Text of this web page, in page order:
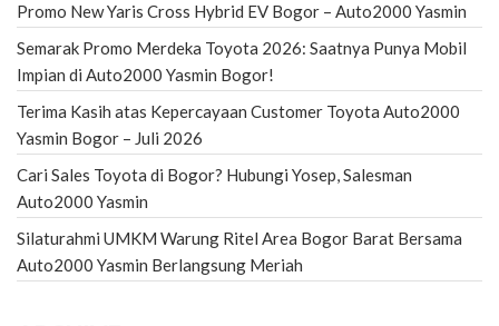
Promo New Yaris Cross Hybrid EV Bogor – Auto2000 Yasmin
Semarak Promo Merdeka Toyota 2026: Saatnya Punya Mobil
Impian di Auto2000 Yasmin Bogor!
Terima Kasih atas Kepercayaan Customer Toyota Auto2000
Yasmin Bogor – Juli 2026
Cari Sales Toyota di Bogor? Hubungi Yosep, Salesman
Auto2000 Yasmin
Silaturahmi UMKM Warung Ritel Area Bogor Barat Bersama
Auto2000 Yasmin Berlangsung Meriah